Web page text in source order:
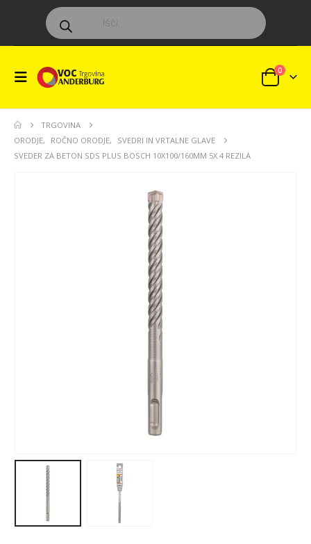
Products
search
0
TRGOVINA
ORODJE, ROČNO ORODJE,
SVEDRI IN VRTALNE GLAVE
SVEDER ZA BETON SDS PLUS BOSCH 10X100/160MM 5X 4 REZILA